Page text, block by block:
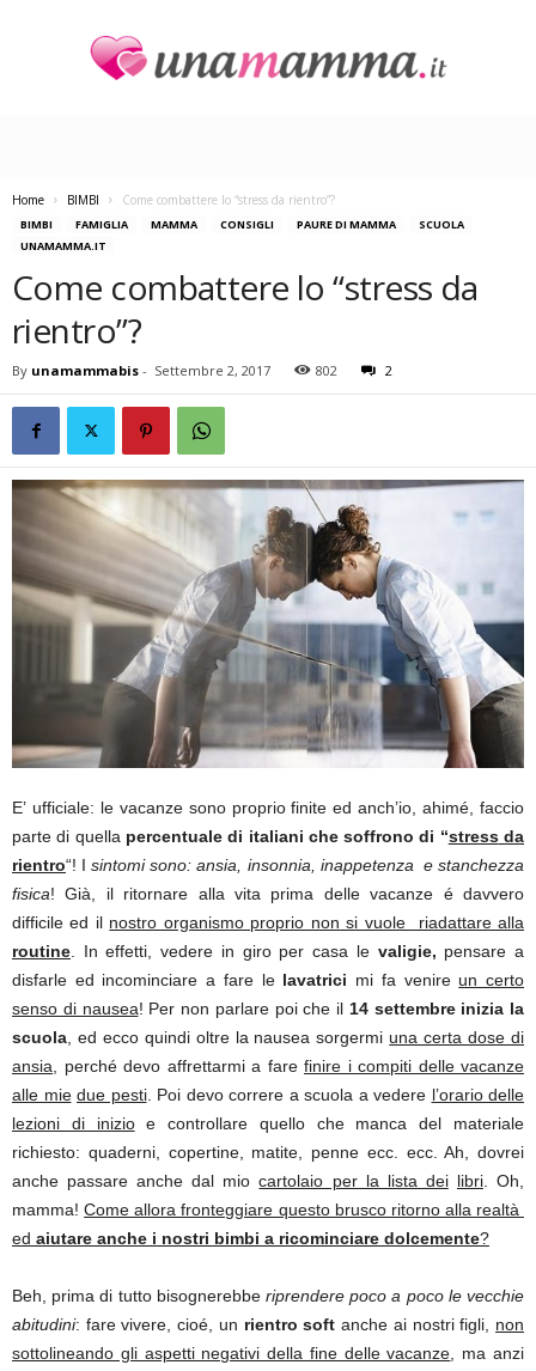
Home BIMBI Come combattere lo “stress da rientro”?
BIMBI FAMIGLIA MAMMA CONSIGLI PAURE DI MAMMA
SCUOLA
UNAMAMMA.IT
Come combattere lo “stress da
rientro”?
By unamammabis - Settembre 2, 2017 802 2
E’ ufficiale: le vacanze sono proprio finite ed anch’io, ahimé, faccio
parte di quella percentuale di italiani che soffrono di “stress da
rientro“! Isintomi sono: ansia, insonnia, inappetenza e stanchezza
fisica! Già, il ritornare alla vita prima delle vacanze é davvero
difficile ed il nostro organismo proprio non si vuole riadattare alla
routine . In effetti, vedere in giro per casa le valigie, pensare a
disfarle ed incominciare a fare le lavatrici mi fa venire un certo
senso di nausea! Per non parlare poi che il 14 settembre inizia la
scuola , ed ecco quindi oltre la nausea sorgermi una certa dose di
ansia , perché devo affrettarmi a fare finire i compiti delle vacanze
alle mie due pesti. Poi devo correre a scuola a vedere l’orario delle
lezioni di inizioe controllare quello che manca del materiale
richiesto: quaderni, copertine, matite, penne ecc. ecc. Ah, dovrei
anche passare anche dal miocartolaio per la lista dei libri. Oh,
mamma!Come allora fronteggiare questo brusco ritorno alla realtà
ed aiutare anche i nostri bimbi a ricominciare dolcemente?
Beh, prima di tutto bisognerebbe riprendere poco a poco le vecchie
abitudini: fare vivere, cioé, un rientro soft anche ai nostri figli, non
sottolineando gli aspetti negativi della fine delle vacanze , ma anzi